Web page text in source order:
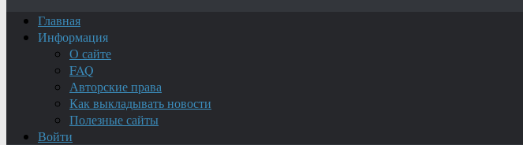
Главная
Информация
О сайте
FAQ
Авторские права
Как выкладывать новости
Полезные сайты
Войти